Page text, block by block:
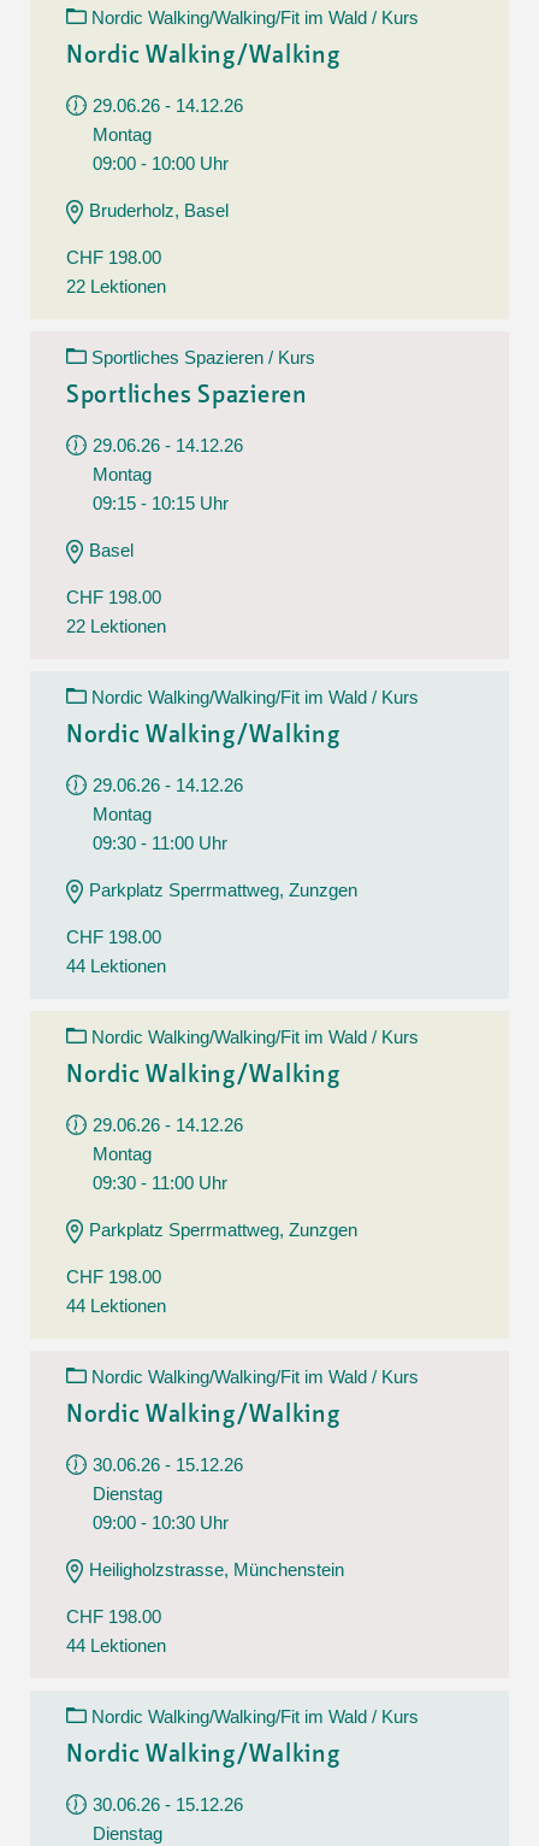
Nordic Walking/Walking/Fit im Wald / Kurs
Nordic Walking/Walking
29.06.26 - 14.12.26
Montag
09:00 - 10:00 Uhr
Bruderholz, Basel
CHF 198.00
22 Lektionen
Sportliches Spazieren / Kurs
Sportliches Spazieren
29.06.26 - 14.12.26
Montag
09:15 - 10:15 Uhr
Basel
CHF 198.00
22 Lektionen
Nordic Walking/Walking/Fit im Wald / Kurs
Nordic Walking/Walking
29.06.26 - 14.12.26
Montag
09:30 - 11:00 Uhr
Parkplatz Sperrmattweg, Zunzgen
CHF 198.00
44 Lektionen
Nordic Walking/Walking/Fit im Wald / Kurs
Nordic Walking/Walking
29.06.26 - 14.12.26
Montag
09:30 - 11:00 Uhr
Parkplatz Sperrmattweg, Zunzgen
CHF 198.00
44 Lektionen
Nordic Walking/Walking/Fit im Wald / Kurs
Nordic Walking/Walking
30.06.26 - 15.12.26
Dienstag
09:00 - 10:30 Uhr
Heiligholzstrasse, Münchenstein
CHF 198.00
44 Lektionen
Nordic Walking/Walking/Fit im Wald / Kurs
Nordic Walking/Walking
30.06.26 - 15.12.26
Dienstag